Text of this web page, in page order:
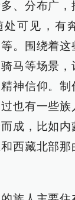
、分布广
处可见，有
。围绕着这
马等场景，
神信仰。
也有一些族
成，比如
西藏北部